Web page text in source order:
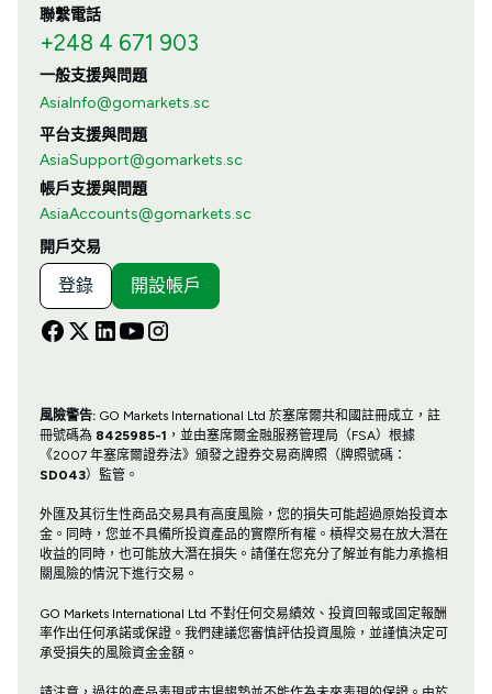
聯繫電話
+248 4 671 903
一般支援與問題
AsiaInfo@gomarkets.sc
平台支援與問題
AsiaSupport@gomarkets.sc
帳戶支援與問題
AsiaAccounts@gomarkets.sc
開戶交易
登錄 開設帳戶
風險警告:GO Markets International Ltd 於塞席爾共和國註冊成立，註
冊號碼為 8425985-1 ，並由塞席爾金融服務管理局（FSA）根據
《2007 年塞席爾證券法》頒發之證券交易商牌照（牌照號碼：
SD043）監管。
外匯及其衍生性商品交易具有高度風險，您的損失可能超過原始投資本
金。同時，您並不具備所投資產品的實際所有權。槓桿交易在放大潛在
收益的同時，也可能放大潛在損失。請僅在您充分了解並有能力承擔相
關風險的情況下進行交易。
GO Markets International Ltd 不對任何交易績效、投資回報或固定報酬
率作出任何承諾或保證。我們建議您審慎評估投資風險，並謹慎決定可
承受損失的風險資金金額。